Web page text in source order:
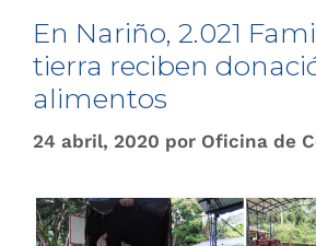
En Nariño, 2.021
tierra reciben
alimentos
24 abril, 2020 por Oficina de